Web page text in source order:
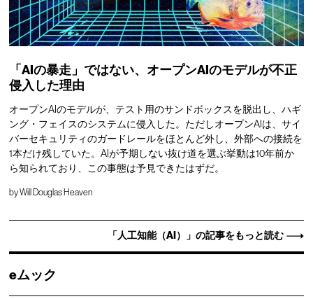
「AIの暴走」ではない、オープンAIのモデルが不正
侵入した理由
オープンAIのモデルが、テスト用のサンドボックスを脱出し、ハギ
ング・フェイスのシステムに侵入した。ただしオープンAIは、サイ
バーセキュリティのガードレールをほとんど外し、外部への接続を
1本だけ残していた。AIが予期しない抜け道を選ぶ挙動は10年前か
ら知られており、この事態は予見できたはずだ。
byWill Douglas Heaven
「人工知能（AI）」の記事をもっと読む
eムック